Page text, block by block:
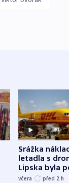
Srážka
letadla s
Lipska byla
německého
včera před 2 h